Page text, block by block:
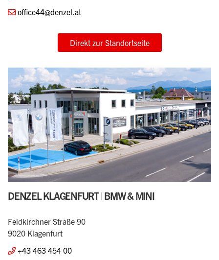
office44@denzel.at
Direkt zur Standortseite
DENZEL KLAGENFURT | BMW & MINI
Feldkirchner Straße 90
9020 Klagenfurt
+43 463 454 00